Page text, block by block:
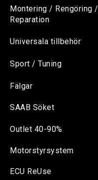
Montering / Rengöring /
Reparation
Universala tillbehör
Sport / Tuning
Fälgar
SAAB Söket
Outlet 40-90%
Motorstyrsystem
ECU ReUse